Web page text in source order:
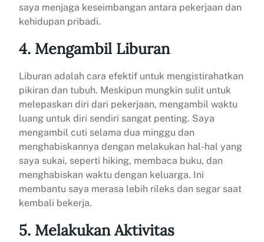
saya menjaga keseimbangan antara pekerjaan dan
kehidupan pribadi.
4. Mengambil Liburan
Liburan adalah cara efektif untuk mengistirahatkan
pikiran dan tubuh. Meskipun mungkin sulit untuk
melepaskan diri dari pekerjaan, mengambil waktu
luang untuk diri sendiri sangat penting. Saya
mengambil cuti selama dua minggu dan
menghabiskannya dengan melakukan hal-hal yang
saya sukai, seperti hiking, membaca buku, dan
menghabiskan waktu dengan keluarga. Ini
membantu saya merasa lebih rileks dan segar saat
kembali bekerja.
5. Melakukan Aktivitas